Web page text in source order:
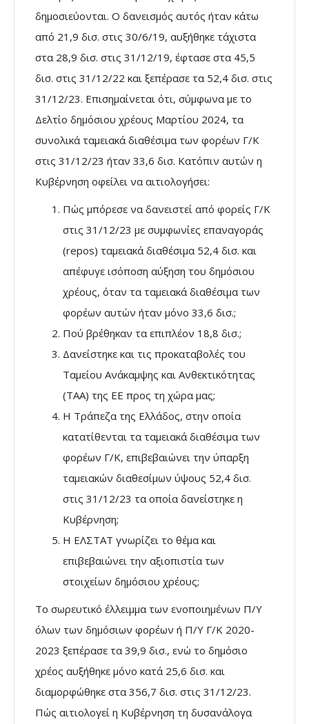
δημοσιεύονται. Ο δανεισμός αυτός ήταν κάτω
από 21,9 δισ. στις 30/6/19, αυξήθηκε τάχιστα
στα 28,9 δισ. στις 31/12/19, έφτασε στα 45,5
δισ. στις 31/12/22 και ξεπέρασε τα 52,4 δισ. στις
31/12/23. Επισημαίνεται ότι, σύμφωνα με το
Δελτίο δημόσιου χρέους Μαρτίου 2024, τα
συνολικά ταμειακά διαθέσιμα των φορέων Γ/Κ
στις 31/12/23 ήταν 33,6 δισ. Κατόπιν αυτών η
Κυβέρνηση οφείλει να αιτιολογήσει:
Πώς μπόρεσε να δανειστεί από φορείς Γ/Κ
στις 31/12/23 με συμφωνίες επαναγοράς
(repos) ταμειακά διαθέσιμα 52,4 δισ. και
απέφυγε ισόποση αύξηση του δημόσιου
χρέους, όταν τα ταμειακά διαθέσιμα των
φορέων αυτών ήταν μόνο 33,6 δισ.;
Πού βρέθηκαν τα επιπλέον 18,8 δισ.;
Δανείστηκε και τις προκαταβολές του
Ταμείου Ανάκαμψης και Ανθεκτικότητας
(ΤΑΑ) της ΕΕ προς τη χώρα μας;
Η Τράπεζα της Ελλάδος, στην οποία
κατατίθενται τα ταμειακά διαθέσιμα των
φορέων Γ/Κ, επιβεβαιώνει την ύπαρξη
ταμειακών διαθεσίμων ύψους 52,4 δισ.
στις 31/12/23 τα οποία δανείστηκε η
Κυβέρνηση;
Η ΕΛΣΤΑΤ γνωρίζει το θέμα και
επιβεβαιώνει την αξιοπιστία των
στοιχείων δημόσιου χρέους;
Το σωρευτικό έλλειμμα των ενοποιημένων Π/Υ
όλων των δημόσιων φορέων ή Π/Υ Γ/Κ 2020-
2023 ξεπέρασε τα 39,9 δισ., ενώ το δημόσιο
χρέος αυξήθηκε μόνο κατά 25,6 δισ. και
διαμορφώθηκε στα 356,7 δισ. στις 31/12/23.
Πώς αιτιολογεί η Κυβέρνηση τη δυσανάλογα